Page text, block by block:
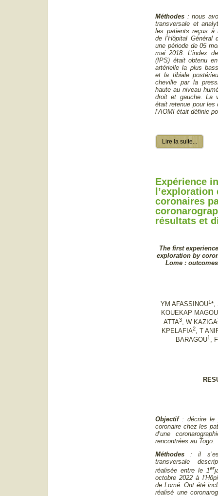
Méthodes : nous
transversale et
les patients reçus à
de l’Hôpital Général
une période de 05
mai 2018.L’index
(IPS) était obtenu
artérielle la plus
et la tibiale
cheville par la
haute au niveau
droit et gauche. La
était retenue pour
l’AOMI était définie
Lire la suite...
Expérience
coronaires
résultats et
The first
exploration by
Lome :
YM AFASSINOU1*,
KOUEKAP
ATTA3 , W KAZIGA
KPELAFIA2, T
BARAGOU1 ,
Objectif: décrire le
coronaire chez les
d’une
rencontrées au Togo.
Méthodes : il
transversale
réalisée entre le 1er
octobre 2022 à
de Lomé. Ont été
réalisé une